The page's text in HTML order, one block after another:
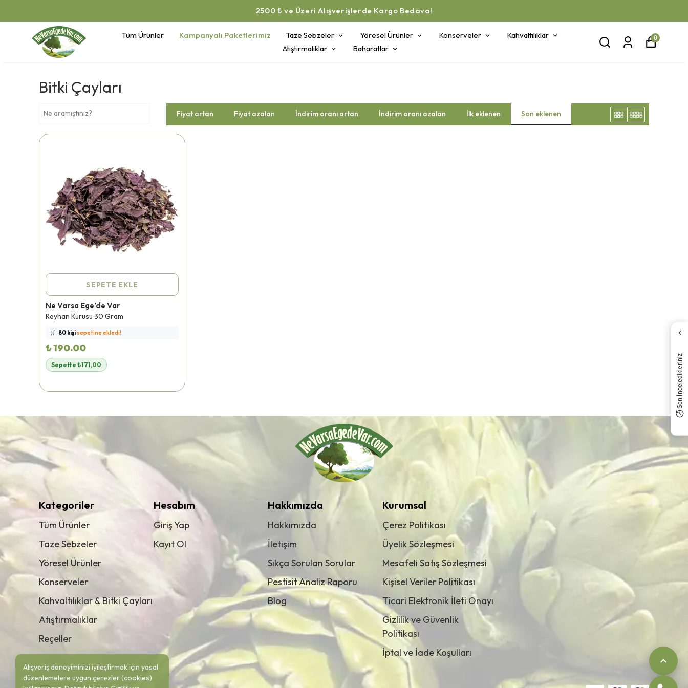
Mevsiminde Hazırlanmış Konserveler!
Tüm Ürünler Kampanyalı Paketlerimiz Taze Sebzeler Yöresel Ürünler Konserveler
Kahvaltılıklar
Atıştırmalıklar
Baharatlar
0
Alışveriş deneyiminizi iyileştirmek için yasal
düzenlemelere uygun çerezler (cookies)
Bitki Çayları
Fiyat artan Fiyat azalan İndirim oranı artan İndirim oranı azalan İlk eklenen Son eklenen
SEPETE EKLE
Ne Varsa Ege’de Var
Reyhan Kurusu 30 Gram
⭐️ Bu ürünü 470 kişifavoriledi!
🛒 80 kişisepetine ekledi!
✅ Bugün42 adet
🚚 Hızlı teslimatyapılıyor!
₺ 190.00
Sepette ₺171,00
Kategoriler
Tüm Ürünler
Taze Sebzeler
Yöresel Ürünler
Konserveler
Kahvaltılıklar & Bitki Çayları
Atıştırmalıklar
Reçeller
Hesabım
Giriş Yap
Kayıt Ol
Hakkımızda
Hakkımızda
İletişim
Sıkça Sorulan Sorular
Pestisit Analiz Raporu
Blog
Kurumsal
Çerez Politikası
Üyelik Sözleşmesi
Mesafeli Satış Sözleşmesi
Kişisel Veriler Politikası
Ticari Elektronik İleti Onayı
Gizlilik ve Güvenlik
Politikası
İptal ve İade Koşulları
‹
Son İnceledikleriniz